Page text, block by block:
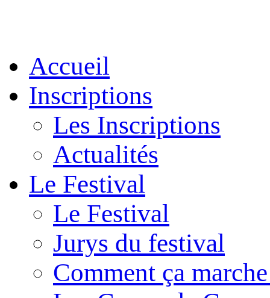
Accueil
Inscriptions
Les Inscriptions
Actualités
Le Festival
Le Festival
Jurys du festival
Comment ça